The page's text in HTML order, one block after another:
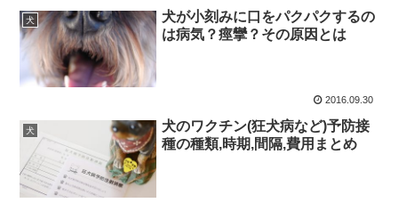
犬
犬が小刻みに口をパクパクするの
は病気？痙攣？その原因とは
2016.09.30
犬
犬のワクチン(狂犬病など)予防接
種の種類,時期,間隔,費用まとめ